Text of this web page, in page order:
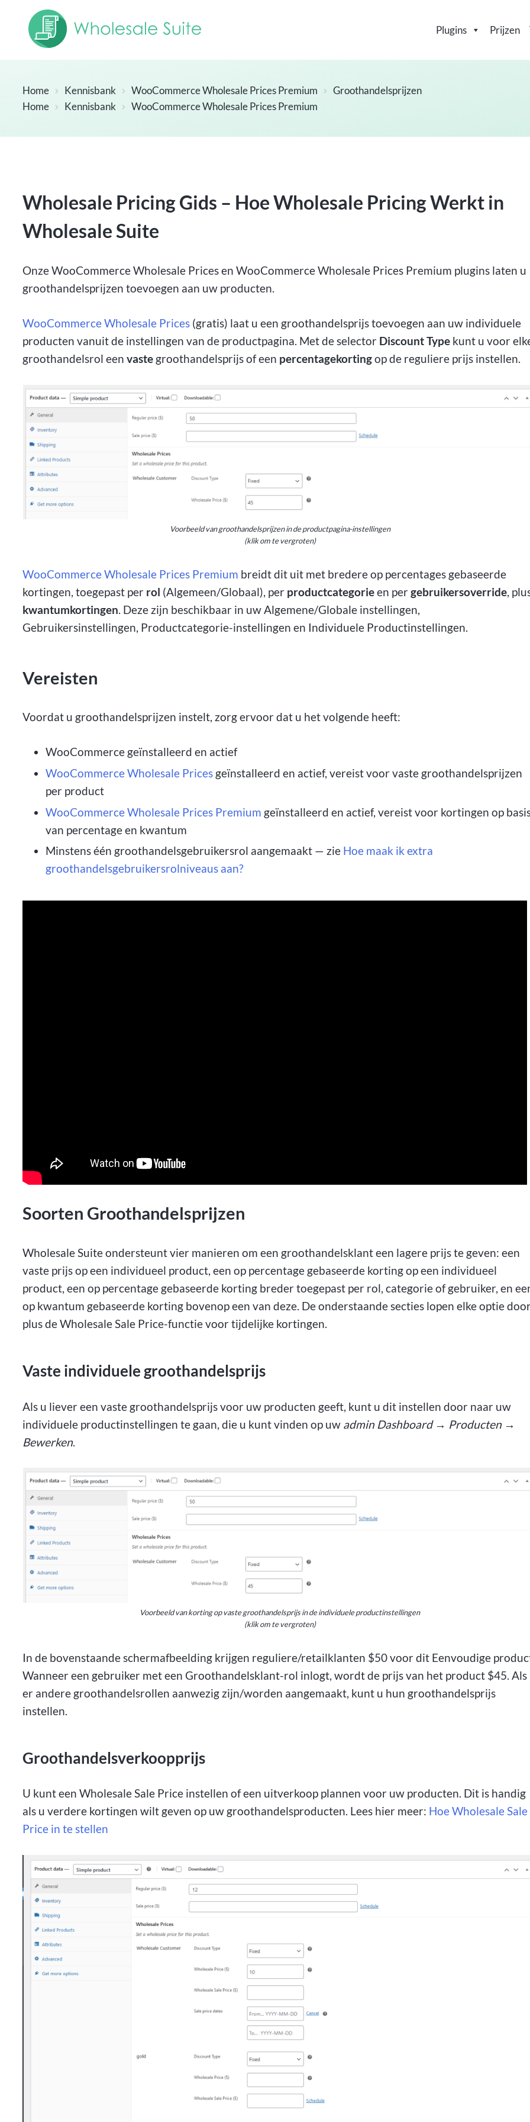
Plugins Prijzen
Home Kennisbank WooCommerce Wholesale Prices Premium
Groothandelsprijzen
Home
Kennisbank WooCommerce Wholesale Prices Premium
Wholesale Pricing Gids – Hoe Wholesale Pricing Werkt in
Wholesale Suite
Onze WooCommerce Wholesale Prices en WooCommerce Wholesale Prices Premium plugins laten u
groothandelsprijzen toevoegen aan uw producten.
WooCommerce Wholesale Prices (gratis) laat u een groothandelsprijs toevoegen aan uw individuele
producten vanuit de instellingen van de productpagina. Met de selector Discount Type kunt u voor
groothandelsrol eenvaste groothandelsprijs of een percentagekortingop de reguliere prijs instellen.
Voorbeeld van groothandelsprijzen in de productpagina-instellingen
(klik om te vergroten)
WooCommerce Wholesale Prices Premium breidt dit uit met bredere op percentages gebaseerde
kortingen, toegepast per rol (Algemeen/Globaal), per productcategorieen pergebruikersoverride,
kwantumkortingen. Deze zijn beschikbaar in uw Algemene/Globale instellingen,
Gebruikersinstellingen, Productcategorie-instellingen en Individuele Productinstellingen.
Vereisten
Voordat u groothandelsprijzen instelt, zorg ervoor dat u het volgende heeft:
WooCommerce geïnstalleerd en actief
WooCommerce Wholesale Pricesgeïnstalleerd en actief, vereist voor vaste groothandelsprijzen
per product
WooCommerce Wholesale Prices Premium geïnstalleerd en actief, vereist voor kortingen op
van percentage en kwantum
Minstens één groothandelsgebruikersrol aangemaakt — zie Hoe maak ik extra
groothandelsgebruikersrolniveaus aan?
Soorten Groothandelsprijzen
Wholesale Suite ondersteunt vier manieren om een groothandelsklant een lagere prijs te geven: een
vaste prijs op een individueel product, een op percentage gebaseerde korting op een individueel
product, een op percentage gebaseerde korting breder toegepast per rol, categorie of gebruiker, en
op kwantum gebaseerde korting bovenop een van deze. De onderstaande secties lopen elke optie
plus de Wholesale Sale Price-functie voor tijdelijke kortingen.
Vaste individuele groothandelsprijs
Als u liever een vaste groothandelsprijs voor uw producten geeft, kunt u dit instellen door naar uw
individuele productinstellingen te gaan, die u kunt vinden op uw admin Dashboard → Producten →
Bewerken.
Voorbeeld van korting op vaste groothandelsprijs in de individuele productinstellingen
(klik om te vergroten)
In de bovenstaande schermafbeelding krijgen reguliere/retailklanten $50 voor dit Eenvoudige
Wanneer een gebruiker met een Groothandelsklant-rol inlogt, wordt de prijs van het product $45. Als
er andere groothandelsrollen aanwezig zijn/worden aangemaakt, kunt u hun groothandelsprijs
instellen.
Groothandelsverkoopprijs
U kunt een Wholesale Sale Price instellen of een uitverkoop plannen voor uw producten. Dit is handig
als u verdere kortingen wilt geven op uw groothandelsproducten. Lees hier meer: Hoe Wholesale Sale
Price in te stellen